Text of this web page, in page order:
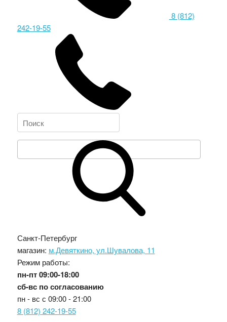
8 (812)
242-19-55
Санкт-Петербург
магазин: м.Девяткино, ул.Шувалова, 11
Режим работы:
пн-пт09:00-18:00
сб-вс по согласованию
пн - вс с 09:00 - 21:00
8 (812) 242-19-55